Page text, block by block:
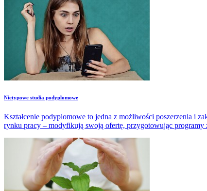
Nietypowe studia podyplomowe
Kształcenie podyplomowe to jedna z możliwości poszerzenia i
rynku pracy – modyfikują swoją ofertę, przygotowując